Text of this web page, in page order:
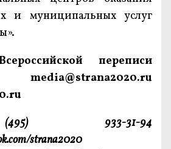
и муниципальных услуг
переписи
933-31-94
strana2020